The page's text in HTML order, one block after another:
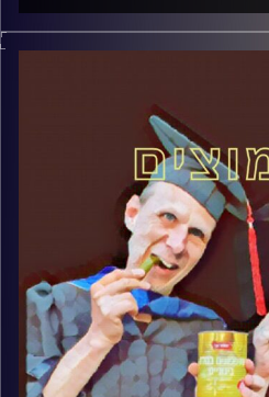
עם פרופסור בועז בן-